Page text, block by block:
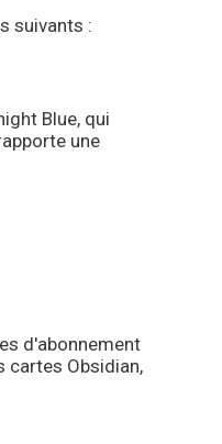
suivants :
Blue, qui
une
d'abonnement
cartes Obsidian,